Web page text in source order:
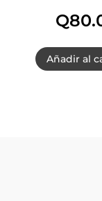
Q
Añadir al